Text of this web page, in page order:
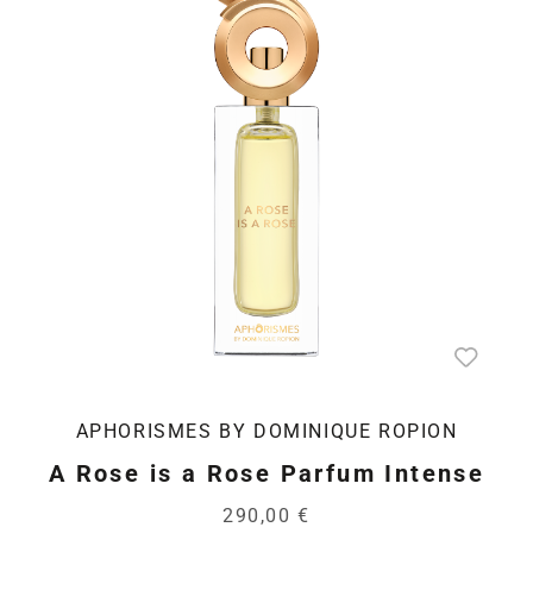
APHORISMES BY DOMINIQUE ROPION
A Rose is a Rose Parfum Intense
290,00 €